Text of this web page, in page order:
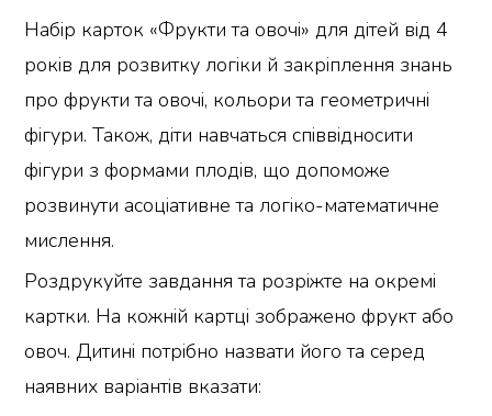
Набір карток «Фрукти та овочі» для дітей від 4
років для розвитку логіки й закріплення знань
про фрукти та овочі, кольори та геометричні
фігури. Також, діти навчаться співвідносити
фігури з формами плодів, що допоможе
розвинути асоціативне та логіко-математичне
мислення.
Роздрукуйте завдання та розріжте на окремі
картки. На кожній картці зображено фрукт або
овоч. Дитині потрібно назвати його та серед
наявних варіантів вказати: